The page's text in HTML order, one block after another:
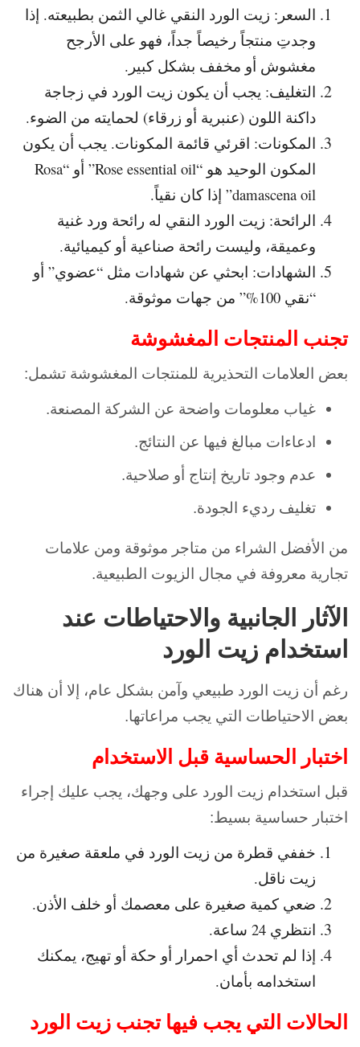
السعر: زيت الورد النقي غالي الثمن بطبيعته. إذا
وجدتِ منتجاً رخيصاً جداً، فهو على الأرجح
مغشوش أو مخفف بشكل كبير.
التغليف: يجب أن يكون زيت الورد في زجاجة
داكنة اللون (عنبرية أو زرقاء) لحمايته من الضوء.
المكونات: اقرئي قائمة المكونات. يجب أن يكون
المكون الوحيد هو “Rose essential oil” أو “Rosa
damascena oil” إذا كان نقياً.
الرائحة: زيت الورد النقي له رائحة ورد غنية
وعميقة، وليست رائحة صناعية أو كيميائية.
الشهادات: ابحثي عن شهادات مثل “عضوي” أو
“نقي 100%” من جهات موثوقة.
تجنب المنتجات المغشوشة
بعض العلامات التحذيرية للمنتجات المغشوشة تشمل:
غياب معلومات واضحة عن الشركة المصنعة.
ادعاءات مبالغ فيها عن النتائج.
عدم وجود تاريخ إنتاج أو صلاحية.
تغليف رديء الجودة.
من الأفضل الشراء من متاجر موثوقة ومن علامات
تجارية معروفة في مجال الزيوت الطبيعية.
الآثار الجانبية والاحتياطات عند
استخدام زيت الورد
رغم أن زيت الورد طبيعي وآمن بشكل عام، إلا أن هناك
بعض الاحتياطات التي يجب مراعاتها.
اختبار الحساسية قبل الاستخدام
قبل استخدام زيت الورد على وجهك، يجب عليك إجراء
اختبار حساسية بسيط:
خففي قطرة من زيت الورد في ملعقة صغيرة من
زيت ناقل.
ضعي كمية صغيرة على معصمك أو خلف الأذن.
انتظري 24 ساعة.
إذا لم تحدث أي احمرار أو حكة أو تهيج، يمكنك
استخدامه بأمان.
الحالات التي يجب فيها تجنب زيت الورد